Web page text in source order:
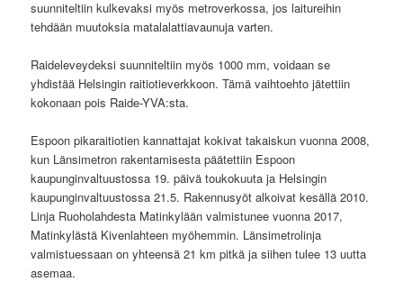
suunniteltiin kulkevaksi myös metroverkossa, jos laitureihin
tehdään muutoksia matalalattiavaunuja varten.
Raideleveydeksi suunniteltiin myös 1000 mm, voidaan se
yhdistää Helsingin raitiotieverkkoon. Tämä vaihtoehto jätettiin
kokonaan pois Raide-YVA:sta.
Espoon pikaraitiotien kannattajat kokivat takaiskun vuonna 2008,
kun Länsimetron rakentamisesta päätettiin Espoon
kaupunginvaltuustossa 19. päivä toukokuuta ja Helsingin
kaupunginvaltuustossa 21.5. Rakennusyöt alkoivat kesällä 2010.
Linja Ruoholahdesta Matinkylään valmistunee vuonna 2017,
Matinkylästä Kivenlahteen myöhemmin. Länsimetrolinja
valmistuessaan on yhteensä 21 km pitkä ja siihen tulee 13 uutta
asemaa.